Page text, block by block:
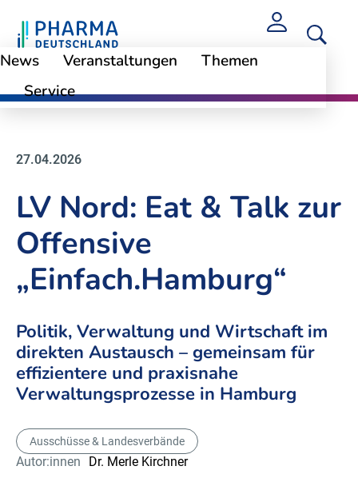
News Veranstaltungen
Themen
Service
News
27.04.2026
LV Nord: Eat & Talk zur
Offensive
„Einfach.Hamburg“
Politik, Verwaltung und Wirtschaft im
direkten Austausch – gemeinsam für
effizientere und praxisnahe
Verwaltungsprozesse in Hamburg
Ausschüsse & Landesverbände
Autor:innen Dr. Merle Kirchner